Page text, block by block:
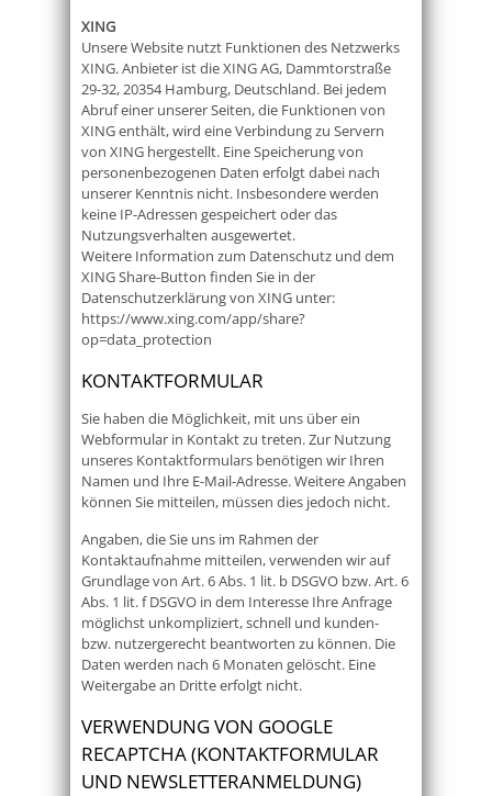
XING
Unsere Website nutzt Funktionen des Netzwerks
XING. Anbieter ist die XING AG, Dammtorstraße
29-32, 20354 Hamburg, Deutschland. Bei jedem
Abruf einer unserer Seiten, die Funktionen von
XING enthält, wird eine Verbindung zu Servern
von XING hergestellt. Eine Speicherung von
personenbezogenen Daten erfolgt dabei nach
unserer Kenntnis nicht. Insbesondere werden
keine IP-Adressen gespeichert oder das
Nutzungsverhalten ausgewertet.
Weitere Information zum Datenschutz und dem
XING Share-Button finden Sie in der
Datenschutzerklärung von XING unter:
https://www.xing.com/app/share?
op=data_protection
KONTAKTFORMULAR
Sie haben die Möglichkeit, mit uns über ein
Webformular in Kontakt zu treten. Zur Nutzung
unseres Kontaktformulars benötigen wir Ihren
Namen und Ihre E-Mail-Adresse. Weitere Angaben
können Sie mitteilen, müssen dies jedoch nicht.
Angaben, die Sie uns im Rahmen der
Kontaktaufnahme mitteilen, verwenden wir auf
Grundlage von Art. 6 Abs. 1 lit. b DSGVO bzw. Art. 6
Abs. 1 lit. f DSGVO in dem Interesse Ihre Anfrage
möglichst unkompliziert, schnell und kunden-
bzw. nutzergerecht beantworten zu können. Die
Daten werden nach 6 Monaten gelöscht. Eine
Weitergabe an Dritte erfolgt nicht.
VERWENDUNG VON GOOGLE
RECAPTCHA (KONTAKTFORMULAR
UND NEWSLETTERANMELDUNG)